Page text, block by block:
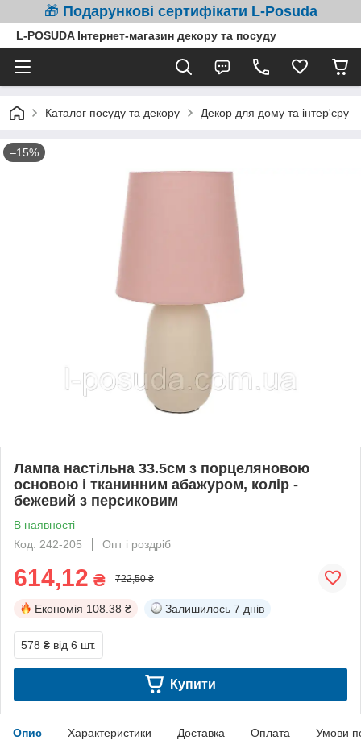
🎁 Подарункові сертифікати L-Posuda
L-POSUDA Інтернет-магазин декору та посуду
Каталог посуду та декору Декор для дому та інтер'єру
–15%
Лампа настільна 33.5см з порцеляновою
основою і тканинним абажуром, колір -
бежевий з персиковим
В наявності
Код: 242-205
Опт і роздріб
614,12 ₴ 722,50 ₴
Економія 108.38 ₴ Залишилось 7 днів
578 ₴ від 6 шт.
Купити
Опис Характеристики Доставка Оплата Умови